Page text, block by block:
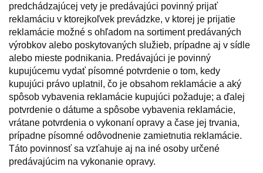
predchádzajúcej vety je predávajúci povinný prijať
reklamáciu v ktorejkoľvek prevádzke, v ktorej je prijatie
reklamácie možné s ohľadom na sortiment predávaných
výrobkov alebo poskytovaných služieb, prípadne aj v sídle
alebo mieste podnikania. Predávajúci je povinný
kupujúcemu vydať písomné potvrdenie o tom, kedy
kupujúci právo uplatnil, čo je obsahom reklamácie a aký
spôsob vybavenia reklamácie kupujúci požaduje; a ďalej
potvrdenie o dátume a spôsobe vybavenia reklamácie,
vrátane potvrdenia o vykonaní opravy a čase jej trvania,
prípadne písomné odôvodnenie zamietnutia reklamácie.
Táto povinnosť sa vzťahuje aj na iné osoby určené
predávajúcim na vykonanie opravy.